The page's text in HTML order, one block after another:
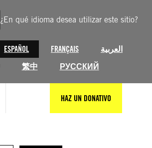
¿En qué idioma desea utilizar este sitio?
ESPAÑOL FRANÇAIS
العربية
繁中 РУССКИЙ
HAZ UN DONATIVO